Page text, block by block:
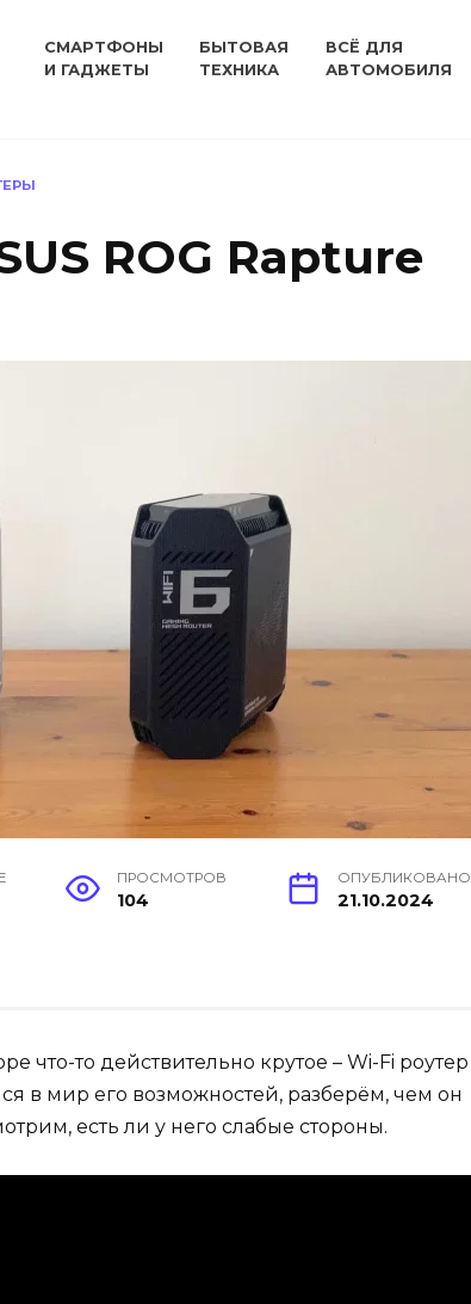
СМАРТФОНЫ
И ГАДЖЕТЫ
БЫТОВАЯ
ТЕХНИКА
ВСЁ ДЛЯ
АВТОМОБИЛЯ
ROG Rapture
ПРОСМОТРОВ
104
ОПУБЛИКОВАНО
21.10.2024
что-то действительно крутое – Wi-Fi роутер
в мир его возможностей, разберём, чем он
есть ли у него слабые стороны.